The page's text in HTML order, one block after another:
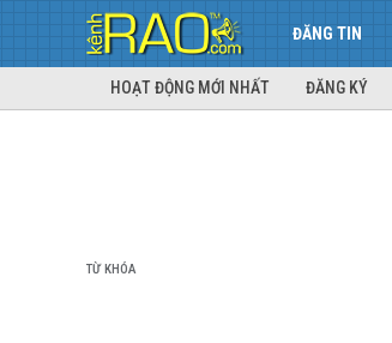
ĐĂNG TIN
HOẠT ĐỘNG MỚI NHẤT ĐĂNG KÝ
TỪ KHÓA